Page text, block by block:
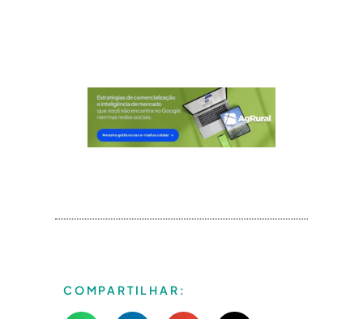
COMPARTILHAR: